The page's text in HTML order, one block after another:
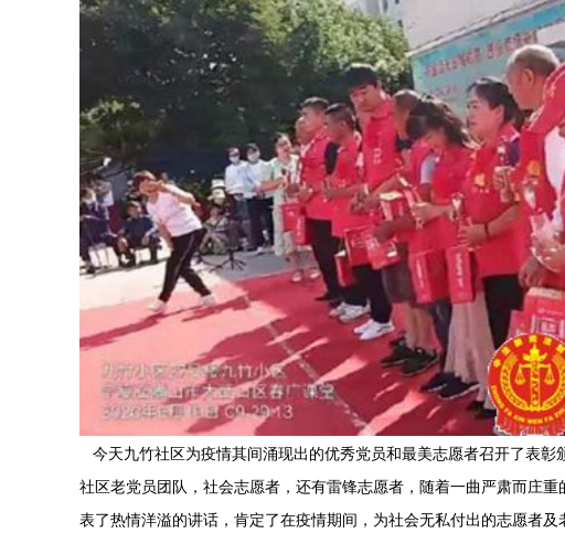
今天九竹社区为疫情其间涌现出的优秀党员和最美志愿者召开了表
社区老党员团队，社会志愿者，还有雷锋志愿者，随着一曲严肃而庄
表了热情洋溢的讲话，肯定了在疫情期间，为社会无私付出的志愿者